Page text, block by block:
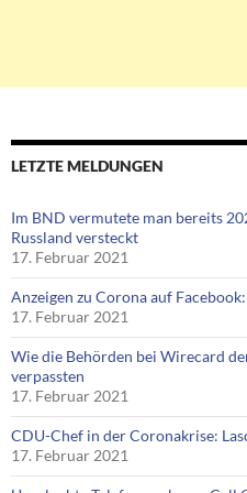
LETZTE MELDUNGEN
Im BND vermutete man bereits
Russland versteckt
17. Februar 2021
Anzeigen zu Corona auf
17. Februar 2021
Wie die Behörden bei Wirecard
verpassten
17. Februar 2021
CDU-Chef in der Coronakrise:
17. Februar 2021